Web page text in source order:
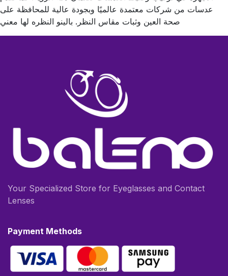
عدسات من شركات معتمدة عالميًا وبجودة عالية للمحافظة على
صحة العين وثبات مقاس النظر. بالينو النظره لها معني
Your Specialized Store for Eyeglasses and Contact
Lenses
Payment Methods